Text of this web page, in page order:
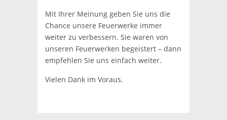
Mit Ihrer Meinung geben Sie uns die
Chance unsere Feuerwerke immer
weiter zu verbessern. Sie waren von
unseren Feuerwerken begeistert – dann
empfehlen Sie uns einfach weiter.
Vielen Dank im Voraus.